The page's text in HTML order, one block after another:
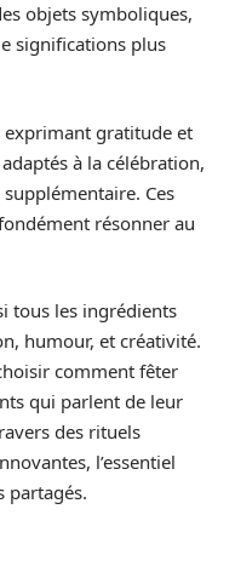
objets symboliques,
significations plus
exprimant gratitude et
à la célébration,
Ces
résonner au
tous les ingrédients
humour, et créativité.
comment fêter
qui parlent de leur
des rituels
l’essentiel
partagés.